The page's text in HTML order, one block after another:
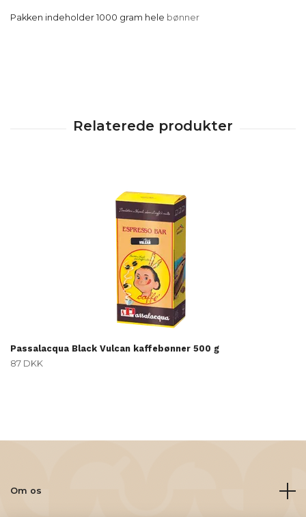
Pakken indeholder 1000 gram hele bønner
Passalacqua Black Vulcan kaffebønner 500 g
87 DKK
Om os